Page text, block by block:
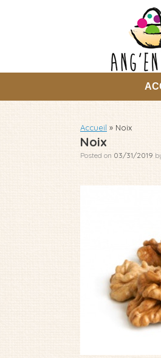
Accueil » Noix
Noix
Posted on 03/31/2019